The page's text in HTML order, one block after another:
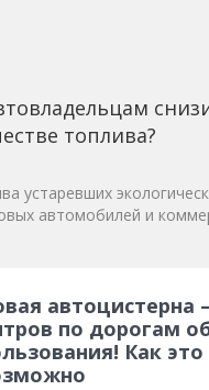
топлива?
устаревших
автомобилей и
автоцистерна
по дорогам
Как это